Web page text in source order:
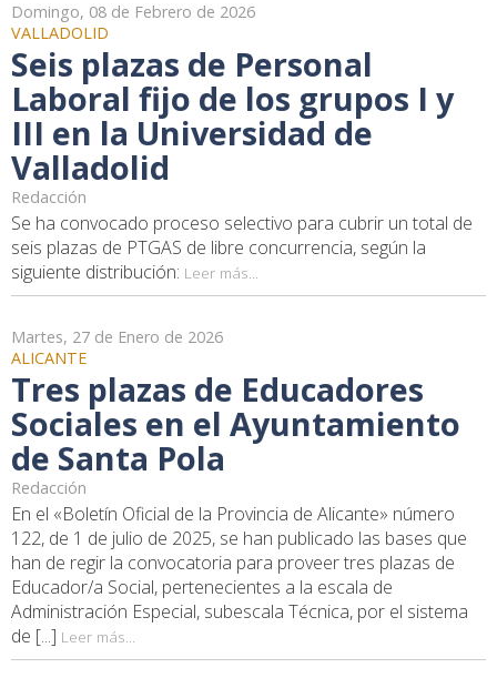
Domingo, 08 de Febrero de 2026
VALLADOLID
Seis plazas de Personal
Laboral fijo de los grupos I y
III en la Universidad de
Valladolid
Redacción
Se ha convocado proceso selectivo para cubrir un total de
seis plazas de PTGAS de libre concurrencia, según la
siguiente distribución: Leer más...
Martes, 27 de Enero de 2026
ALICANTE
Tres plazas de Educadores
Sociales en el Ayuntamiento
de Santa Pola
Redacción
En el «Boletín Oficial de la Provincia de Alicante» número
122, de 1 de julio de 2025, se han publicado las bases que
han de regir la convocatoria para proveer tres plazas de
Educador/a Social, pertenecientes a la escala de
Administración Especial, subescala Técnica, por el sistema
de [...] Leer más...